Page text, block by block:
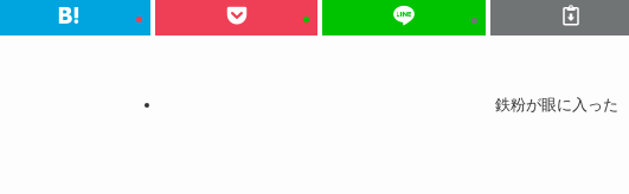
鉄粉が眼に入った